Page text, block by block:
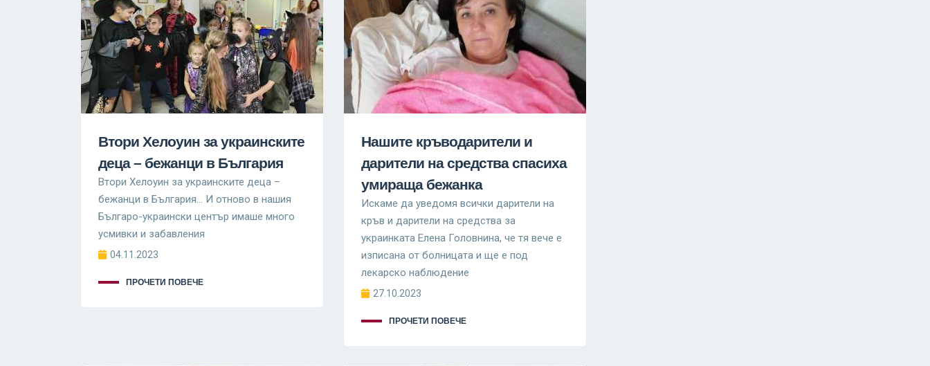
Втори Хелоуин за украинските
деца – бежанци в България
Втори Хелоуин за украинските деца –
бежанци в България… И отново в нашия
Българо-украински център имаше много
усмивки и забавления
04.11.2023
ПРОЧЕТИ ПОВЕЧЕ
Нашите кръводарители и
дарители на средства спасиха
умираща бежанка
Искамe да уведомя всички дарители на
кръв и дарители на средства за
украинката Елена Головнина, че тя вече е
изписана от болницата и ще е под
лекарско наблюдение
27.10.2023
ПРОЧЕТИ ПОВЕЧЕ